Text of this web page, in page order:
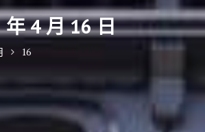
4 月 16 日
16